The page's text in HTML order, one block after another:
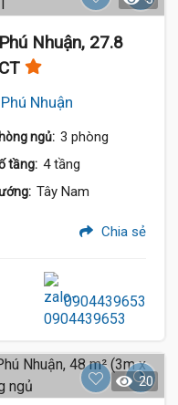
Nhuận, 27.8
Nhuận
ngủ: 3 phòng
tầng: 4 tầng
Tây Nam
Chia sẻ
0904439653
20